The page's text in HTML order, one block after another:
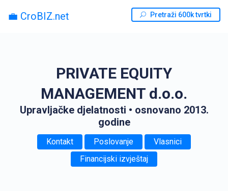
💼 CroBIZ.net Pretraži 600k tvrtki
PRIVATE EQUITY
MANAGEMENT d.o.o.
Upravljačke djelatnosti • osnovano 2013.
godine
Kontakt Poslovanje
Vlasnici
Financijski izvještaj